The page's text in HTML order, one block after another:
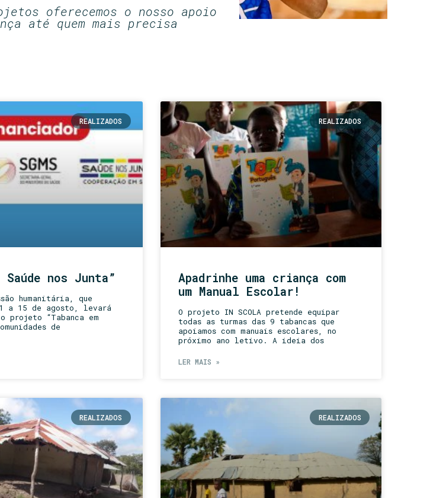
oferecemos o nosso apoio
até quem mais precisa
REALIZADOS
Saúde nos Junta”
humanitária, que
a 15 de agosto, levará
projeto “Tabanca em
de
REALIZADOS
Apadrinhe uma criança com
um Manual Escolar!
O projeto IN SCOLA pretende equipar
todas as turmas das 9 tabancas que
apoiamos com manuais escolares, no
próximo ano letivo. A ideia dos
LER MAIS »
REALIZADOS REALIZADOS